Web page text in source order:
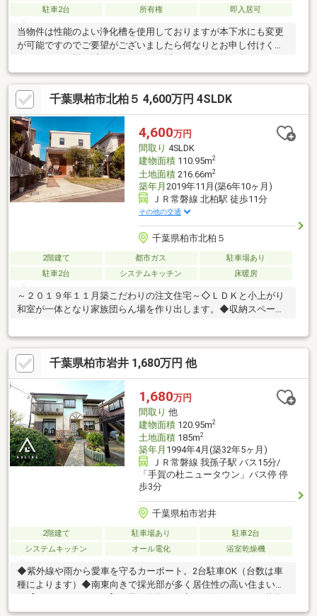
駐車2台
所有権 即入居可
当物件は性能のよい浄化槽を使用しておりますが本下水にも変更
が可能ですのでご要望がございましたら何なりとお申し付けくだ
よ♪さらには我孫子駅は始発駅なので座って通勤できますし、高台
に位置してるので外からの視線も気にせず、風通しも大変良いお
家です♪このような魅力が詰まった物件はなかなか出ません！是非
現地を確認してください！エアコンやカーテンレールなど、ご要
望があればそのままお使いいただくことも可能です。室内もきれ
いにお使いです♪♪お問合せお待ちしております！東京方面・始発
駅になりますので座って通勤できます。年内引渡可、駐車２台可
千葉県柏市北柏５ 4,600万円 4SLDK
4,600万円
間取り 4SLDK
建物面積110.95m2
土地面積216.66m2
築年月 2019年11月(築6年10ヶ月)
ＪＲ常磐線 北柏駅 徒歩11分
その他の交通
千葉県柏市北柏５
2階建て 都市ガス
駐車場あり
駐車2台
システムキッチン 床暖房
～２０１９年１１月築こだわりの注文住宅～◇ＬＤＫと小上がり
和室が一体となり家族団らん場を作り出します。◆収納スペース
パントリーなど豊富に収納可能です◇２階には書斎もあり、テレ
ワークや趣味の部屋に最適です。◆１階は全面床暖房が効く設計
となっており冬場は暖かく過ごせます。◇近隣には「北柏ふるさ
と公園」があり四季の移ろいを感じられます。◆その他随所にオ
ーナー様のこだわりが感じられますので是非一度ご見学くださ
い。
千葉県柏市岩井 1,680万円 他
1,680万円
間取り 他
建物面積120.95m2
土地面積185m2
築年月 1994年4月(築32年5ヶ月)
ＪＲ常磐線 我孫子駅 バス15分/
「手賀の杜ニュータウン」バス停 停
歩3分
千葉県柏市岩井
2階建て 駐車場あり
駐車2台
システムキッチン
オール電化 浴室乾燥機
◆紫外線や雨から愛車を守るカーポート。2台駐車OK（台数は車
種によります）◆南東向きで採光部が多く居住性の高い住まいで
良好・人気のオール電化住宅です・外階段で2階に出入りできま